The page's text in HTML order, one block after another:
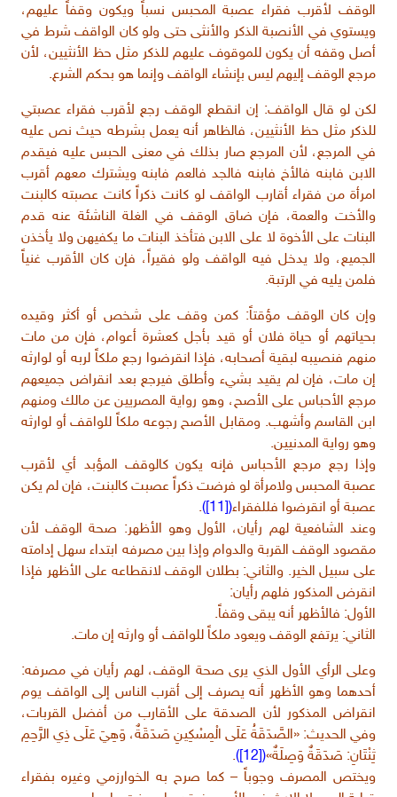
الوقف لأقرب فقراء عصبة المحبس نسباً ويكون وقفاً عليهم،
ويستوي في الأنصبة الذكر والأنثى حتى ولو كان الواقف شرط في
أصل وقفه أن يكون للموقوف عليهم للذكر مثل حظ الأنثيين، لأن
مرجع الوقف إليهم ليس بإنشاء الواقف وإنما هو بحكم الشرع.
لكن لو قال الواقف: إن انقطع الوقف رجع لأقرب فقراء عصبتي
للذكر مثل حظ الأنثيين، فالظاهر أنه يعمل بشرطه حيث نص عليه
في المرجع، لأن المرجع صار بذلك في معنى الحبس عليه فيقدم
الابن فابنه فالأخ فابنه فالجد فالعم فابنه ويشترك معهم أقرب
امرأة من فقراء أقارب الواقف لو كانت ذكراً كانت عصبته كالبنت
والأخت والعمة، فإن ضاق الوقف في الغلة الناشئة عنه قدم
البنات على الأخوة لا على الابن فتأخذ البنات ما يكفيهن ولا يأخذن
الجميع، ولا يدخل فيه الواقف ولو فقيراً، فإن كان الأقرب غنياً
فلمن يليه في الرتبة.
وإن كان الوقف مؤقتاً: كمن وقف على شخص أو أكثر وقيده
بحياتهم أو حياة فلان أو قيد بأجل كعشرة أعوام، فإن من مات
منهم فنصيبه لبقية أصحابه، فإذا انقرضوا رجع ملكاً لربه أو لوارثه
إن مات، فإن لم يقيد بشيء وأطلق فيرجع بعد انقراض جميعهم
مرجع الأحباس على الأصح، وهو رواية المصريين عن مالك ومنهم
ابن القاسم وأشهب. ومقابل الأصح رجوعه ملكاً للواقف أو لوارثه
وهو رواية المدنيين.
وإذا رجع مرجع الأحباس فإنه يكون كالوقف المؤبد أي لأقرب
عصبة المحبس ولامرأة لو فرضت ذكراً عصبت كالبنت، فإن لم يكن
عصبة أو انقرضوا فللفقراء([11])
.
وعند الشافعية لهم رأيان، الأول وهو الأظهر: صحة الوقف لأن
مقصود الوقف القربة والدوام وإذا بين مصرفه ابتداء سهل إدامته
على سبيل الخير. والثاني: بطلان الوقف لانقطاعه على الأظهر فإذا
انقرض المذكور فلهم رأيان:
الأول: فالأظهر أنه يبقى وقفاً.
الثاني: يرتفع الوقف ويعود ملكاً للواقف أو وارثه إن مات.
وعلى الرأي الأول الذي يرى صحة الوقف، لهم رأيان في مصرفه:
أحدهما وهو الأظهر أنه يصرف إلى أقرب الناس إلى الواقف يوم
انقراض المذكور لأن الصدقة على الأقارب من أفضل القربات،
وفي الحديث: «الصَّدَقَةُ عَلَى الْمِسْكِينِ صَدَقَةٌ، وَهِيَ عَلَى ذِي الرَّحِمِ
ثِنْتَانِ: صَدَقَةٌ وَصِلَةٌ»([12])
.
ويختص المصرف وجوباً – كما صرح به الخوارزمي وغيره بفقراء